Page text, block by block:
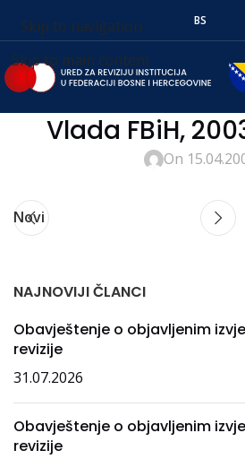
Skip to navigation
Skip to main content
BS
Vlada FBiH,
On
Novi
NAJNOVIJI ČLANCI
Obavještenje o objavljenim
revizije
31.07.2026
Obavještenje o objavljenim
revizije